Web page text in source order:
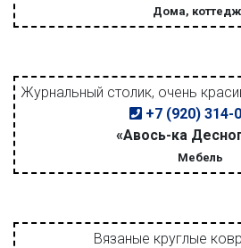
Дома,
Журнальный столик, очень
+7 (920) 314-
«Авось-ка
Мебель
Вязаные круглые